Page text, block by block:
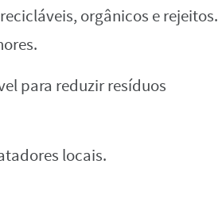
orgânicos e rejeitos.
para reduzir resíduos
locais.